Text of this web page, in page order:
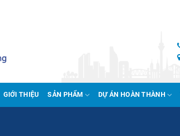
GIỚI THIỆU SẢN PHẨM DỰ ÁN HOÀN THÀNH